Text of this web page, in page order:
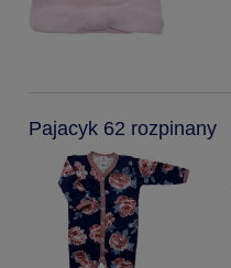
Pajacyk 62 rozpinany